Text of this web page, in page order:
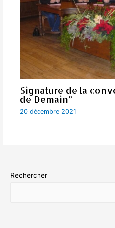
Signature de la
de Demain”
20 décembre 2021
Rechercher